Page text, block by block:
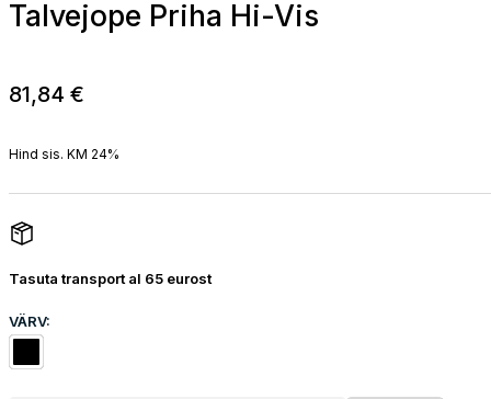
Talvejope Priha Hi-Vis
81,84 €
Hind sis. KM 24%
Tasuta transport al 65 eurost
VÄRV: